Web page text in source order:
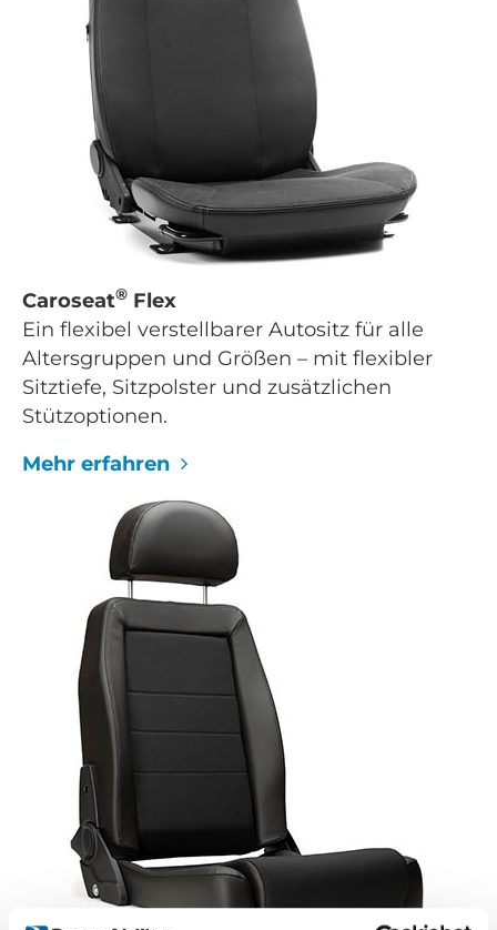
Caroseat® Flex
Ein flexibel verstellbarer Autositz für alle
Altersgruppen und Größen – mit flexibler
Sitztiefe, Sitzpolster und zusätzlichen
Stützoptionen.
Mehr erfahren